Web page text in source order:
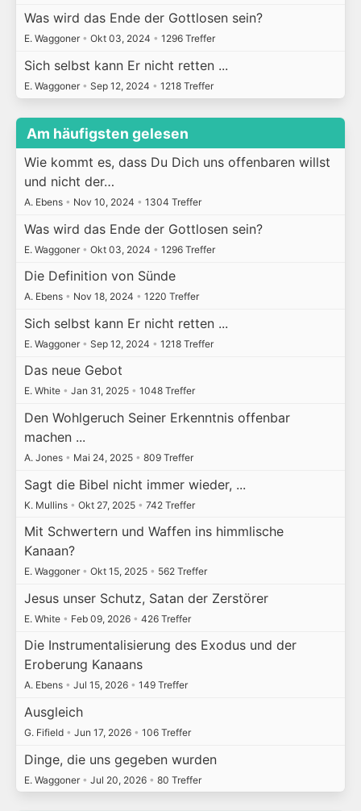
Was wird das Ende der Gottlosen sein?
E. Waggoner • Okt 03, 2024 • 1296 Treffer
Sich selbst kann Er nicht retten ...
E. Waggoner • Sep 12, 2024 • 1218 Treffer
Am häufigsten gelesen
Wie kommt es, dass Du Dich uns offenbaren willst
und nicht der…
A. Ebens • Nov 10, 2024 • 1304 Treffer
Was wird das Ende der Gottlosen sein?
E. Waggoner • Okt 03, 2024 • 1296 Treffer
Die Definition von Sünde
A. Ebens • Nov 18, 2024 • 1220 Treffer
Sich selbst kann Er nicht retten ...
E. Waggoner • Sep 12, 2024 • 1218 Treffer
Das neue Gebot
E. White • Jan 31, 2025 • 1048 Treffer
Den Wohlgeruch Seiner Erkenntnis offenbar
machen ...
A. Jones • Mai 24, 2025 • 809 Treffer
Sagt die Bibel nicht immer wieder, ...
K. Mullins • Okt 27, 2025 • 742 Treffer
Mit Schwertern und Waffen ins himmlische
Kanaan?
E. Waggoner • Okt 15, 2025 • 562 Treffer
Jesus unser Schutz, Satan der Zerstörer
E. White • Feb 09, 2026 • 426 Treffer
Die Instrumentalisierung des Exodus und der
Eroberung Kanaans
A. Ebens • Jul 15, 2026 • 149 Treffer
Ausgleich
G. Fifield • Jun 17, 2026 • 106 Treffer
Dinge, die uns gegeben wurden
E. Waggoner • Jul 20, 2026 • 80 Treffer